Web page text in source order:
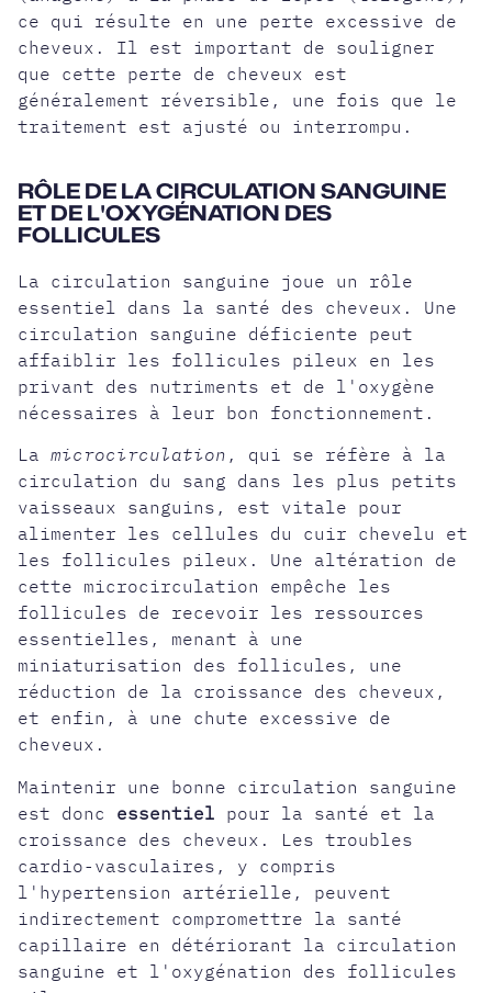
ce qui résulte en une perte excessive de
cheveux. Il est important de souligner
que cette perte de cheveux est
généralement réversible , une fois que le
traitement est ajusté ou interrompu.
RÔLE DE LA CIRCULATION SANGUINE
ET DE L'OXYGÉNATION DES
FOLLICULES
La circulation sanguine joue un rôle
essentiel dans la santé des cheveux. Une
circulation sanguine déficiente peut
affaiblir les follicules pileux en les
privant des nutriments et de l'oxygène
nécessaires à leur bon fonctionnement.
Lamicrocirculation , qui se réfère à la
circulation du sang dans les plus petits
vaisseaux sanguins, est vitale pour
alimenter les cellules du cuir chevelu et
les follicules pileux. Une altération de
cette microcirculation empêche les
follicules de recevoir les ressources
essentielles, menant à une
miniaturisation des follicules, une
réduction de la croissance des cheveux,
et enfin, à une chute excessive de
cheveux.
Maintenir une bonne circulation sanguine
est donc essentiel pour la santé et la
croissance des cheveux. Les troubles
cardio-vasculaires, y compris
l'hypertension artérielle, peuvent
indirectement compromettre la santé
capillaire en détériorant la circulation
sanguine et l'oxygénation des follicules